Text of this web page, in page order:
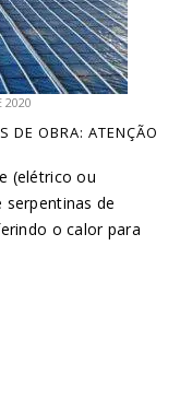
2020
DE OBRA: ATENÇÃO
(elétrico ou
de
o calor para